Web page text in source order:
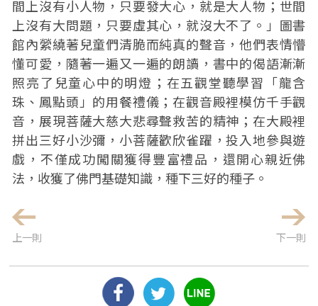
間上沒有小人物，只要發大心，就是大人物；世間
上沒有大問題，只要虛其心，就沒大不了。」圖書
館內縈繞著兒童們清脆而純真的聲音，他們表情懵
懂可愛，隨著一遍又一遍的朗讀，書中的偈語漸漸
照亮了兒童心中的明燈；在五觀堂聽學習「龍含
珠、鳳點頭」的用餐禮儀；在觀音殿裡模仿千手觀
音，展現菩薩大慈大悲尋聲救苦的精神；在大殿裡
拼出三好小沙彌，小菩薩歡欣雀躍，投入地參與遊
戲，不僅成功闖關獲得豐富禮品，還開心親近佛
法，收獲了佛門基礎知識，種下三好的種子。
上一則 下一則